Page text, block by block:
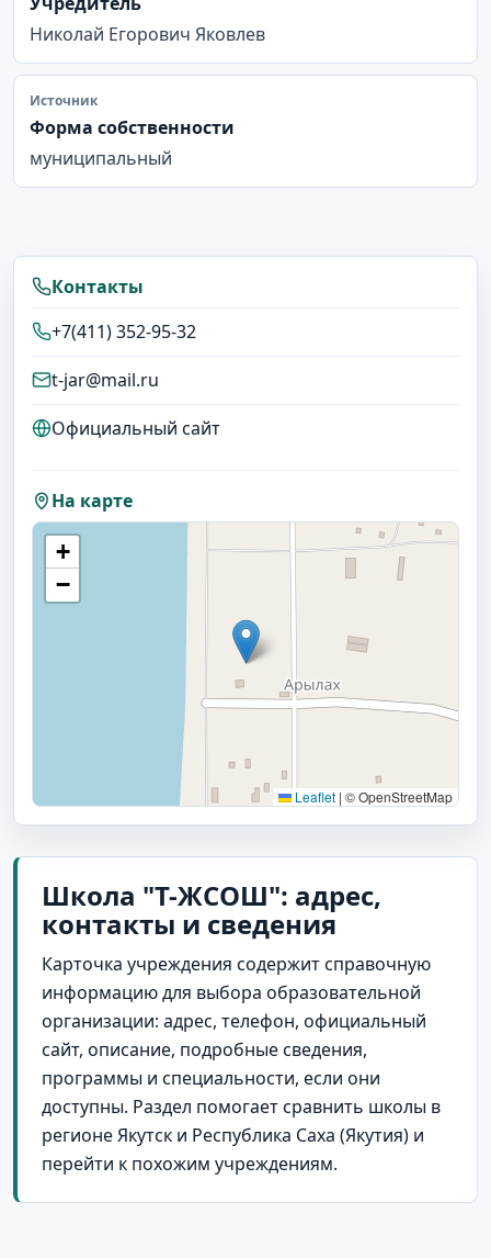
Николай Егорович Яковлев
Источник
Форма собственности
муниципальный
Контакты
+7(411) 352-95-32
t-jar@mail.ru
Официальный сайт
На карте
+
−
Leaflet | © OpenStreetMap
Школа "Т-ЖСОШ": адрес,
контакты и сведения
Карточка учреждения содержит справочную
информацию для выбора образовательной
организации: адрес, телефон, официальный
сайт, описание, подробные сведения,
программы и специальности, если они
доступны. Раздел помогает сравнить школы в
регионе Якутск и Республика Саха (Якутия) и
перейти к похожим учреждениям.